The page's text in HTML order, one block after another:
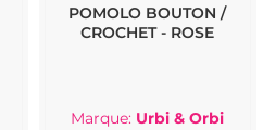
POMOLO BOUTON /
CROCHET - ROSE
Marque: Urbi & Orbi